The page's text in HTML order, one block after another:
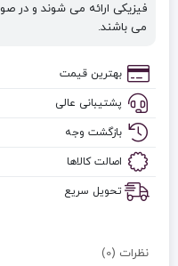
فیزیکی ارائه می شوند و در
می باشند.
بهترین قیمت
پشتیبانی عالی
بازگشت وجه
اصالت کالاها
تحویل سریع
نظرات (0)